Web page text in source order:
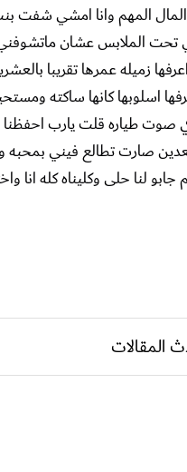
المهم وانا امشي شفت
تحت الملابس عشان
زميله عمرها تقريبا
اسلوبها كانها ساكته
صوت طياره قلت يارب
بعدين صارت تطالع فيني
جابو لنا حلى وكليناه كله
المقالات